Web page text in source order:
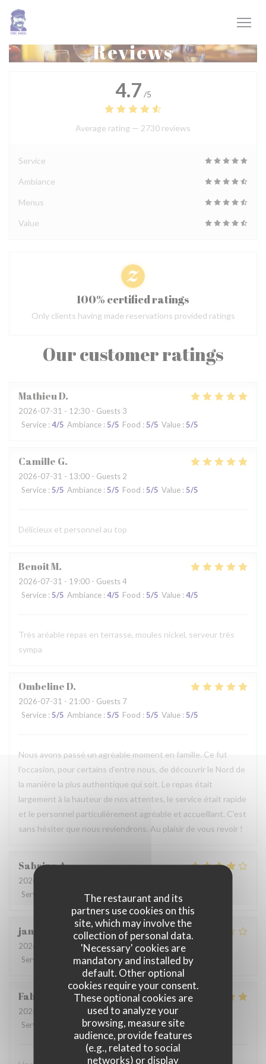
Personalizing your cookie choices
The restaurant and its
partners use cookies on this
site, which may involve the
collection of personal data.
'Necessary' cookies are
mandatory and installed by
default. Other optional
cookies require your consent.
These optional cookies are
used to analyze your
browsing, measure site
audience, provide features
(e.g., related to social
networks) or display
Reviews
Our customer ratings
MathieuD
2026-07-31 - 12:30 - Guests 3
Service : 4/5 Ambiance : 5/5 Food : 5/5 Value : 5/5
Camille G
2026-07-31 - 13:00 - Guests 2
Service : 5/5 Ambiance : 5/5 Food : 5/5 Value : 5/5
Délicieux et personnel au top
BenoitM
2026-07-31 - 19:00 - Guests 4
Service : 5/5 Ambiance : 4/5 Food : 5/5 Value : 4/5
Très aréable repas en terrasse, moules nickel, serveur très
sympa
OmbelineD
2026-07-31 - 21:00 - Guests 7
Service : 5/5 Ambiance : 5/5 Food : 5/5 Value : 5/5
Nous avons passé un agréable moment en famille. Ce fut
l’occasion, pour certains d’entre nous, de découvrir le Nord de
la manière la plus authentique qui soit. Le repas était
largement à la hauteur de nos attentes, le service était rapide
et le personnel particulièrement agréable et accueillant. C’est
sans hésiter que nous reviendrons. Au plaisir de vous revoir !
SabrinaA
2026-07-25
Service
Ambiance /5 4 Value
jan
2026-07-28
- 19:30 - Guests 2
Service
Ambiance: 3/5 Food :3/5 Value :3/5
Fabrice
2026-07-19
- 12:00 - Guests 3
Service
Ambiance:5/5 Food: 4/5 Value:
4.7 /5
Average rating — 2730 reviews
Service
Ambiance
Menus
Value
100% certified ratings
Only clients having made reservations provided ratings